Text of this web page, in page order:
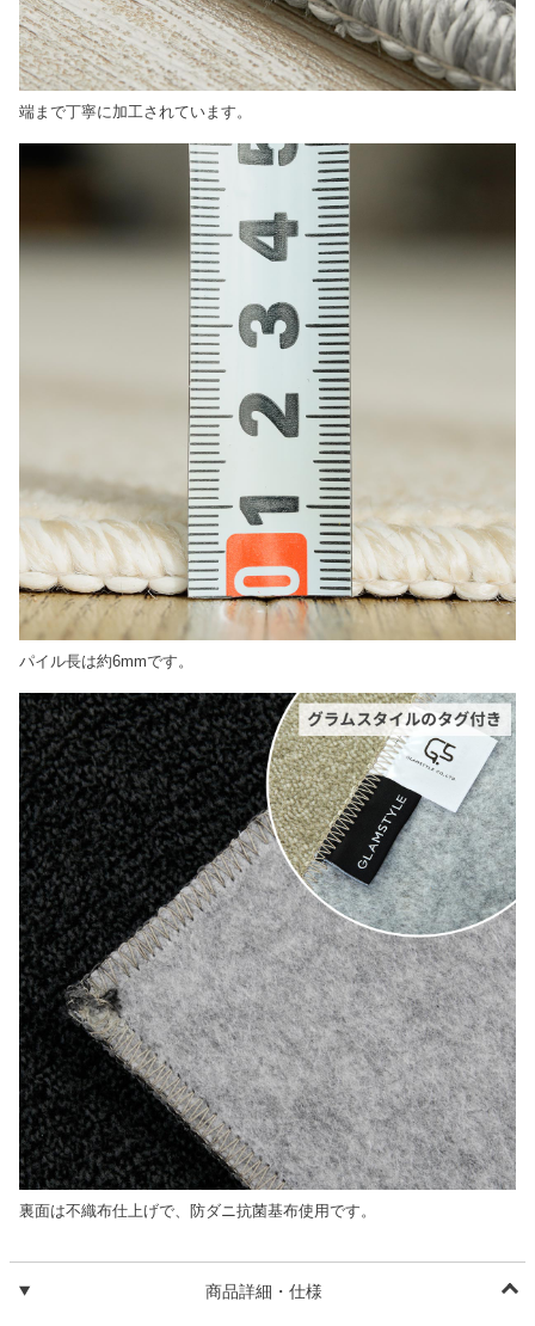
端まで丁寧に加工されています。
パイル長は約6mmです。
裏面は不織布仕上げで、防ダニ抗菌基布使用です。
商品詳細・仕様